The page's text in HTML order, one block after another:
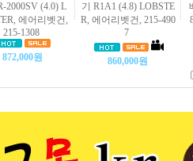
2000SV (4.0) L
에어리벳건,
215-1308
872,000원
기 R1A1 (4.8) LOBSTE
R, 에어리벳건, 215-490
7
860,000원